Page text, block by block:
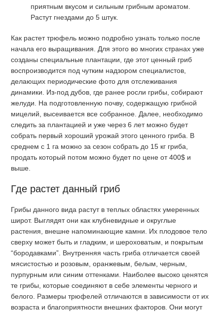
приятным вкусом и сильным грибным ароматом.
Растут гнездами до 5 штук.
Как растет трюфель можно подробно узнать только после
начала его выращивания. Для этого во многих странах уже
созданы специальные плантации, где этот ценный гриб
воспроизводится под чутким надзором специалистов,
делающих периодические фото для отслеживания
динамики. Из-под дубов, где ранее росли грибы, собирают
желуди. На подготовленную почву, содержащую грибной
мицелий, высеивается все собранное. Далее, необходимо
следить за плантацией и уже через 6 лет можно будет
собрать первый хороший урожай этого ценного гриба. В
среднем с 1 га можно за сезон собрать до 15 кг гриба,
продать который потом можно будет по цене от 400$ и
выше.
Где растет данный гриб
Грибы данного вида растут в теплых областях умеренных
широт. Выглядят они как клубневидные и округлые
растения, внешне напоминающие камни. Их плодовое тело
сверху может быть и гладким, и шероховатым, и покрытым
“бородавками”. Внутренняя часть гриба отличается своей
мясистостью и розовым, оранжевым, белым, черным,
пурпурным или синим оттенками. Наиболее высоко ценятся
те грибы, которые соединяют в себе элементы черного и
белого. Размеры трюфелей отличаются в зависимости от их
возраста и благоприятности внешних факторов. Они могут